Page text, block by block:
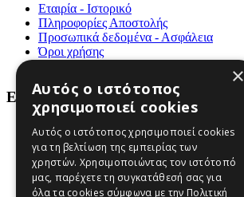
Εταιρία - Ιστορικό
Πληροφορίες Αποστολής
Προσωπικά δεδομένα - Ασφάλεια
Όροι χρήσης
Εξυπηρέτηση Πελατών
Χάρτης Ιστότοπου
Επιστροφές
Ευρετήριο Κατασκευαστών
Αγορά Δωροεπιταγής
Προσφορές
×
Αυτός ο ιστότοπος
χρησιμοποιεί cookies
Αυτός ο ιστότοπος χρησιμοποιεί cookies
για τη βελτίωση της εμπειρίας των
χρηστών. Χρησιμοποιώντας τον ιστότοπό
μας, παρέχετε τη συγκατάθεσή σας για
όλα τα cookies σύμφωνα με την Πολιτική